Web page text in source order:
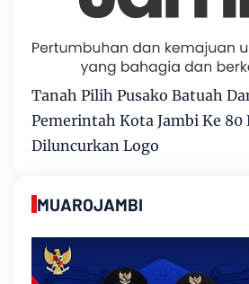
Tanah Pilih Pusako Batuah
Pemerintah Kota Jambi Ke 80
Diluncurkan Logo
MUAROJAMBI